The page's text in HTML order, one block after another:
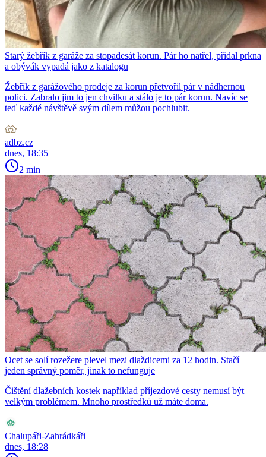
Starý žebřík z garáže za stopadesát korun. Pár ho natřel, přidal prkna
a obývák vypadá jako z katalogu
Žebřík z garážového prodeje za korun přetvořil pár v nádhernou
polici. Zabralo jim to jen chvilku a stálo je to pár korun. Navíc se
teď každé návštěvě svým dílem můžou pochlubit.
adbz.cz
dnes, 18:35
2 min
Ocet se solí rozežere plevel mezi dlaždicemi za 12 hodin. Stačí
jeden správný poměr, jinak to nefunguje
Čištění dlažebních kostek například příjezdové cesty nemusí být
velkým problémem. Mnoho prostředků už máte doma.
Chalupáři-Zahrádkáři
dnes, 18:28